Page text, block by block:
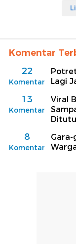
Komentar
22
Komentar
Lagi
13
Komentar
Viral
8
Komentar
Gara-